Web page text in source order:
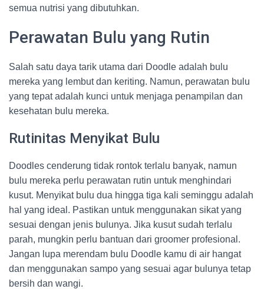
semua nutrisi yang dibutuhkan.
Perawatan Bulu yang Rutin
Salah satu daya tarik utama dari Doodle adalah bulu
mereka yang lembut dan keriting. Namun, perawatan bulu
yang tepat adalah kunci untuk menjaga penampilan dan
kesehatan bulu mereka.
Rutinitas Menyikat Bulu
Doodles cenderung tidak rontok terlalu banyak, namun
bulu mereka perlu perawatan rutin untuk menghindari
kusut. Menyikat bulu dua hingga tiga kali seminggu adalah
hal yang ideal. Pastikan untuk menggunakan sikat yang
sesuai dengan jenis bulunya. Jika kusut sudah terlalu
parah, mungkin perlu bantuan dari groomer profesional.
Jangan lupa merendam bulu Doodle kamu di air hangat
dan menggunakan sampo yang sesuai agar bulunya tetap
bersih dan wangi.